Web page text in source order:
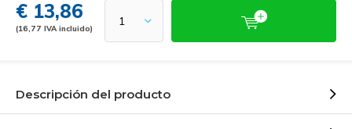
€ 13,86
(16,77 IVA incluido)
Descripción del producto